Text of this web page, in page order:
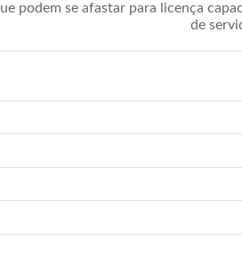
podem se afastar para licença
de